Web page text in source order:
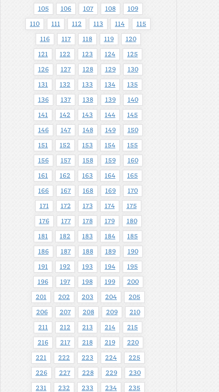
105 106 107 108 109
110 111 112 113 114 115
116 117 118 119 120
121 122 123 124 125
126 127 128 129 130
131 132 133 134 135
136 137 138 139 140
141 142 143 144 145
146 147 148 149 150
151 152 153 154 155
156 157 158 159 160
161 162 163 164 165
166 167 168 169 170
171 172 173 174 175
176 177 178 179 180
181 182 183 184 185
186 187 188 189 190
191 192 193 194 195
196 197 198 199 200
201 202 203 204 205
206 207 208 209 210
211 212 213 214 215
216 217 218 219 220
221 222 223 224 225
226 227 228 229 230
231 232 233 234 235